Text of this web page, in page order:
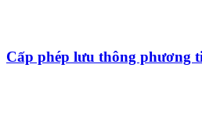
Cấp phép lưu thông phương